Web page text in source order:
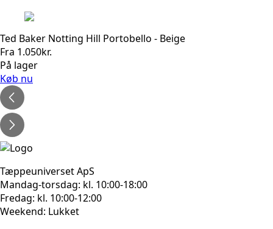
Ted Baker Notting Hill Portobello - Beige
Fra 1.050kr.
På lager
Køb nu
Tæppeuniverset ApS
Mandag-torsdag: kl. 10:00-18:00
Fredag: kl. 10:00-12:00
Weekend: Lukket